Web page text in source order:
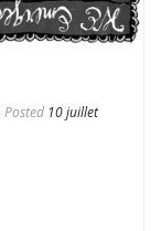
Posted 10 juillet